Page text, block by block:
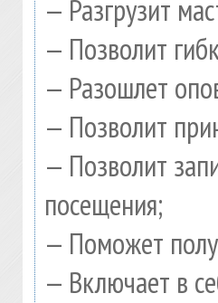
— Разгрузит
— Позволит
— Разошлет
— Позволит
— Позволит
посещения;
— Поможет
— Включает в